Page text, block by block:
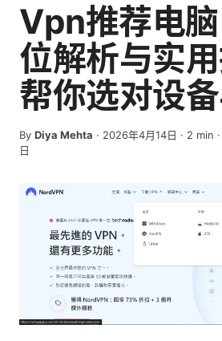
Vpn推荐电
位解析与实用
帮你选对设
By Diya Mehta · 2026年4月14日 · 2 min
日